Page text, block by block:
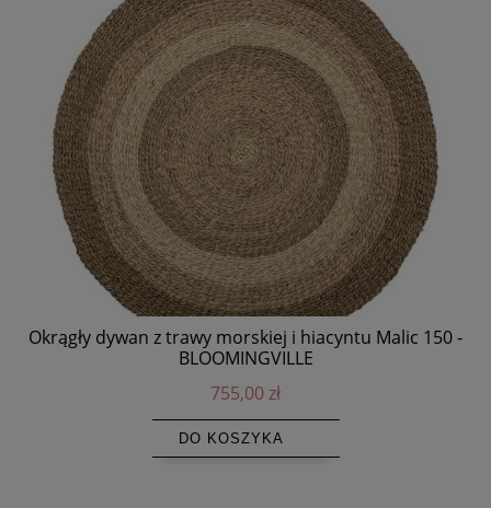
Okrągły dywan z trawy morskiej i hiacyntu Malic 150 -
BLOOMINGVILLE
755,00 zł
DO KOSZYKA